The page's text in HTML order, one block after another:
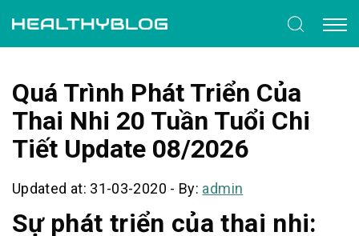
Quá Trình Phát Triển Của
Thai Nhi 20 Tuần Tuổi Chi
Tiết Update 08/2026
Updated at: 31-03-2020 - By: admin
Sự phát triển của thai nhi: